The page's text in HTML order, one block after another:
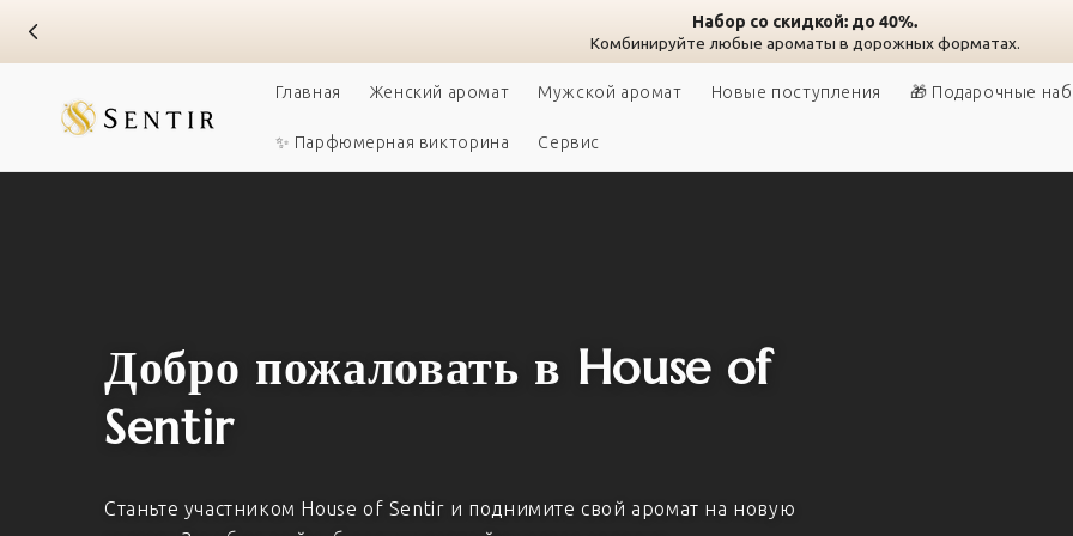
содержанию
Набор со скидкой: до 40%.
Комбинируйте любые ароматы в дорожных форматах.
Главная Женский аромат Мужской аромат Новые поступления 🎁 Подарочные
✨ Парфюмерная викторина Сервис
Добро пожаловать в House of
Sentir
Станьте участником House of Sentir и поднимите свой аромат на новую